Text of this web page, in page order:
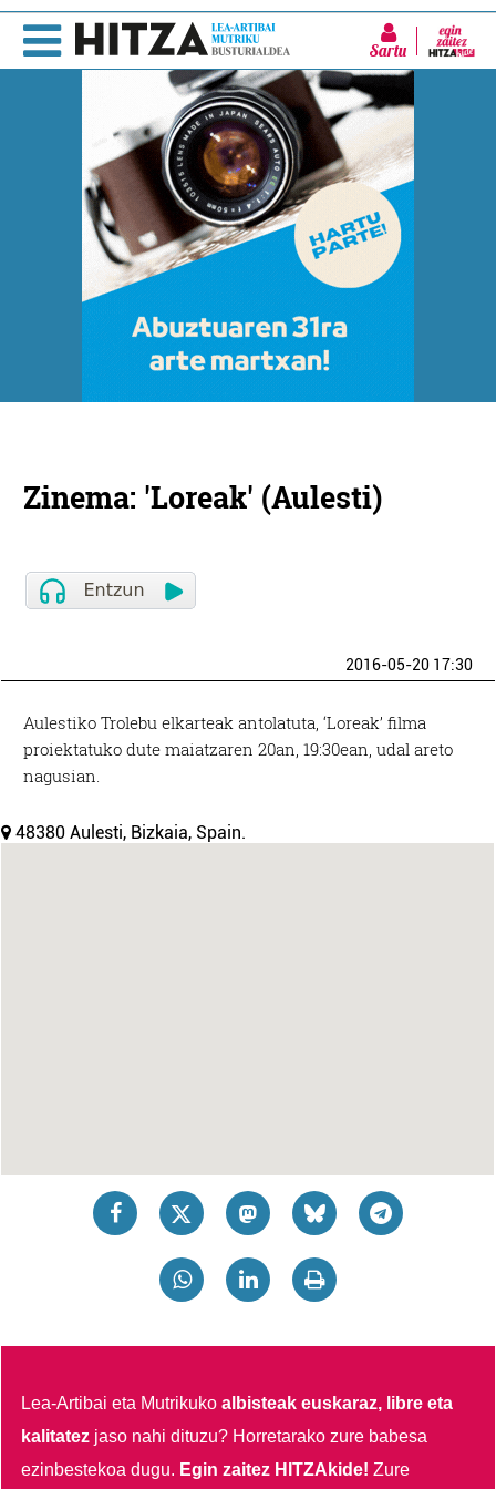
Sartu
Zinema: 'Loreak' (Aulesti)
2016-05-20 17:30
Aulestiko Trolebu elkarteak antolatuta, ‘Loreak’ filma
proiektatuko dute maiatzaren 20an, 19:30ean, udal areto
nagusian.
48380 Aulesti, Bizkaia, Spain.
Lea-Artibai eta Mutrikukoalbisteak euskaraz, libre eta
kalitatez jaso nahi dituzu? Horretarako zure babesa
ezinbestekoa dugu. Egin zaitez HITZAkide!Zure